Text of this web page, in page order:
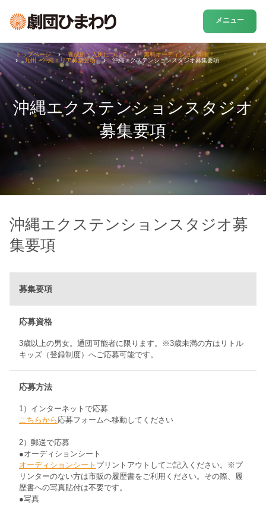
メニュー
沖縄エクステンションスタジオ
募集要項
トップページ 養成所・入所について
無料オーディション開催！
九州・沖縄エリア募集要項
沖縄エクステンションスタジオ募集要項
沖縄エクステンションスタジオ募
集要項
募集要項
応募資格
3歳以上の男女。通団可能者に限ります。※3歳未満の方はリトル
キッズ（登録制度）へご応募可能です。
応募方法
1）インターネットで応募
こちらから 応募フォームへ移動してください
2）郵送で応募
●オーディションシート
オーディションシート プリントアウトしてご記入ください。※プ
リンターのない方は市販の履歴書をご利用ください。その際、履
歴書への写真貼付は不要です。
●写真